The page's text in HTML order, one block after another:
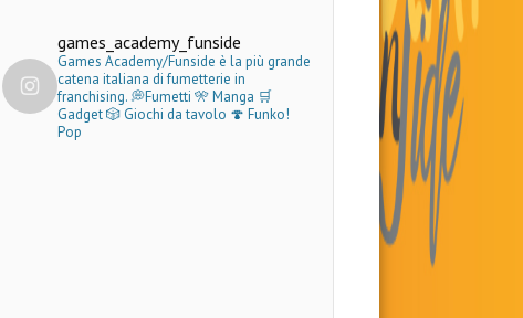
games_academy_funside
Games Academy/Funside è la più grande
catena italiana di fumetterie in
franchising.💭Fumetti 🎌 Manga 🛒
Gadget🎲 Giochi da tavolo 🍄 Funko!
Pop